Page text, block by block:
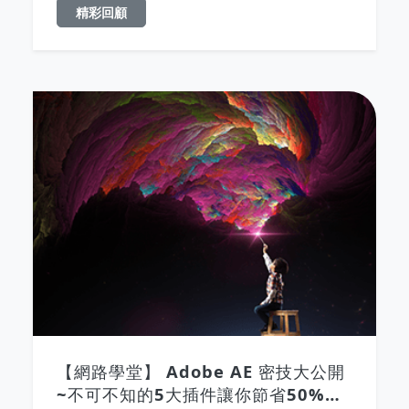
精彩回顧
【網路學堂】 Adobe AE 密技大公開
~不可不知的5大插件讓你節省50%時